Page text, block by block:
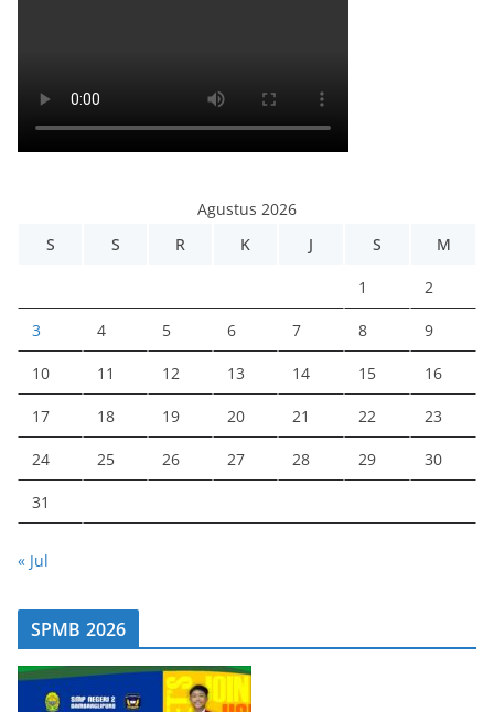
Agustus 2026
S
S R K J S M
1 2
3 4 5 6 7 8 9
10 11 12 13 14 15 16
17 18 19 20 21 22 23
24 25 26 27 28 29 30
31
« Jul
SPMB 2026